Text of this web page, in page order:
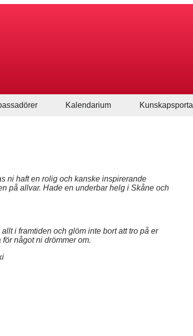
Kalendarium Kunskapsportal
ni haft en rolig och kanske inspirerande
på allvar. Hade en underbar helg i Skåne och
i framtiden och glöm inte bort att tro på er
något ni drömmer om.